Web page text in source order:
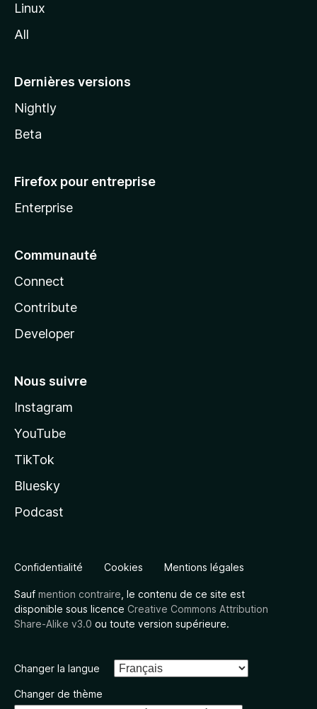
l
Linux
All
Dernières versions
Nightly
Beta
Firefox pour entreprise
Enterprise
Communauté
Connect
Contribute
Developer
Nous suivre
Instagram
YouTube
TikTok
Bluesky
Podcast
Confidentialité Cookies Mentions légales
Sauf mention contraire , le contenu de ce site est
disponible sous licence Creative Commons Attribution
Share-Alike v3.0 ou toute version supérieure.
Changer la langue
Changer de thème